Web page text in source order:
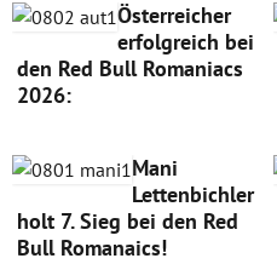
Österreicher
erfolgreich bei
den Red Bull Romaniacs
2026:
Mani
Lettenbichler
holt 7. Sieg bei den Red
Bull Romanaics!